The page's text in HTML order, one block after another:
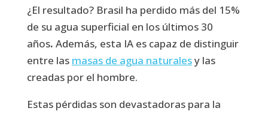
¿El resultado? Brasil ha perdido más del 15%
de su agua superficial en los últimos 30
años. Además, esta IA es capaz de distinguir
entre las masas de agua naturalesy las
creadas por el hombre.
Estas pérdidas son devastadoras para la